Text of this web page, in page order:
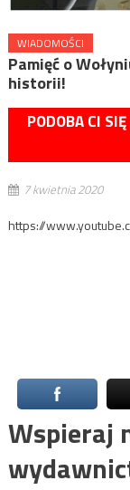
WIADOMOŚCI
Pamięć o
historii!
PODOBA CI
7 kwietnia 2020
https://
Wspieraj